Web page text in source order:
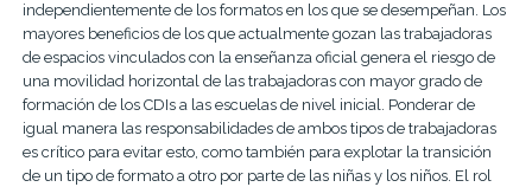
independientemente de los formatos en los que se desempeñan. Los
mayores beneficios de los que actualmente gozan las trabajadoras
de espacios vinculados con la enseñanza oficial genera el riesgo de
una movilidad horizontal de las trabajadoras con mayor grado de
formación de los CDIs a las escuelas de nivel inicial. Ponderar de
igual manera las responsabilidades de ambos tipos de trabajadoras
es crítico para evitar esto, como también para explotar la transición
de un tipo de formato a otro por parte de las niñas y los niños. El rol